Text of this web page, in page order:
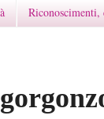
Riconoscimenti,